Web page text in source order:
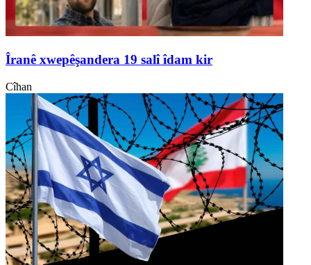
Îranê xwepêşandera 19 salî îdam kir
Cîhan